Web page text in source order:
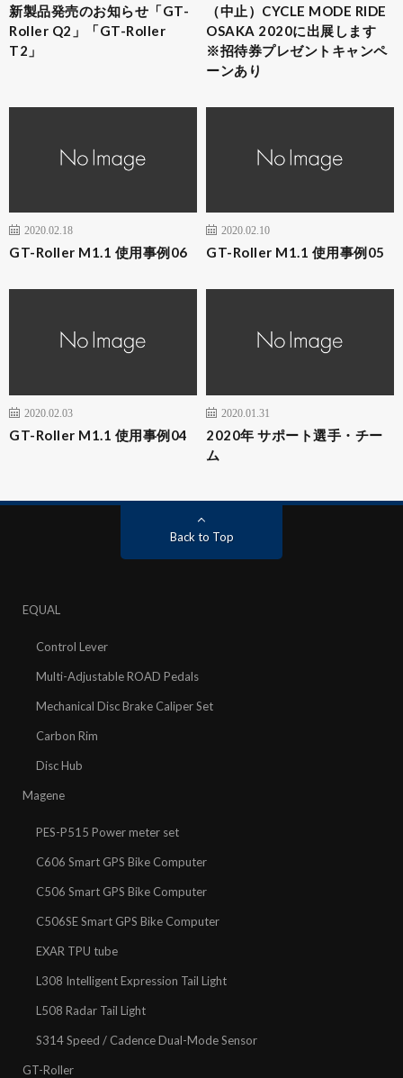
新製品発売のお知らせ「GT-
Roller Q2」「GT-Roller
T2」
（中止）CYCLE MODE RIDE
OSAKA 2020に出展します
※招待券プレゼントキャンペ
ーンあり
2020.02.18
GT-Roller M1.1 使用事例06
2020.02.10
GT-Roller M1.1 使用事例05
2020.02.03
GT-Roller M1.1 使用事例04
2020.01.31
2020年 サポート選手・チー
ム
Back to Top
EQUAL
Control Lever
Multi-Adjustable ROAD Pedals
Mechanical Disc Brake Caliper Set
Carbon Rim
Disc Hub
Magene
PES-P515 Power meter set
C606 Smart GPS Bike Computer
C506 Smart GPS Bike Computer
C506SE Smart GPS Bike Computer
EXAR TPU tube
L308 Intelligent Expression Tail Light
L508 Radar Tail Light
S314 Speed / Cadence Dual-Mode Sensor
GT-Roller